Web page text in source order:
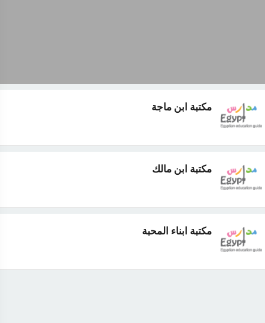
مكتبة ابن ماجة
مكتبة ابن مالك
مكتبة ابناء المحبة